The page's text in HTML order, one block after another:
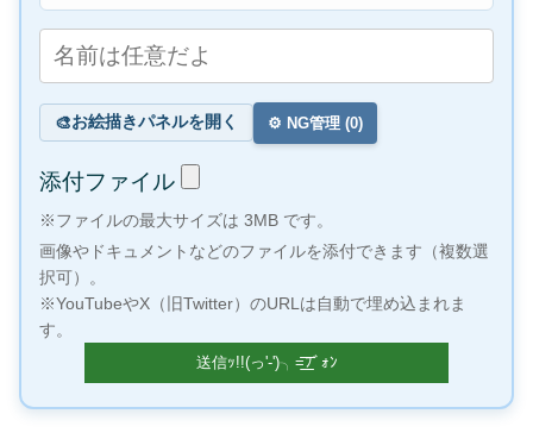
🎨お絵描きパネルを開く ⚙️ NG管理 (0)
添付ファイル
※ファイルの最大サイズは 3MB です。
画像やドキュメントなどのファイルを添付できます（複数選
択可）。
※YouTubeやX（旧Twitter）のURLは自動で埋め込まれま
す。